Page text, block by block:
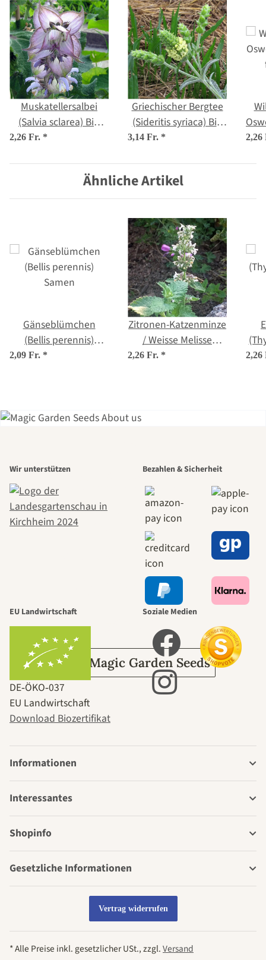
Muskatellersalbei
(Salvia sclarea) Bio
Saatgut
2,26 Fr. *
Griechischer Bergtee
(Sideritis syriaca) Bio
Saatgut
3,14 Fr. *
Ähnliche Artikel
Gänseblümchen
(Bellis perennis)
Samen
2,09 Fr. *
Zitronen-Katzenminze
/ Weisse Melisse
(Nepeta cataria ssp.
2,26 Fr. *
schönsten
Wege zu uns
selbst führt
durch den
Garten
Über Magic Garden Seeds
Wir unterstützen Bezahlen & Sicherheit
EU Landwirtschaft
DE‑ÖKO‑037
EU Landwirtschaft
Download Biozertifikat
Soziale Medien
Informationen
Interessantes
Shopinfo
Gesetzliche Informationen
Vertrag widerrufen
* Alle Preise inkl. gesetzlicher USt., zzgl.Versand